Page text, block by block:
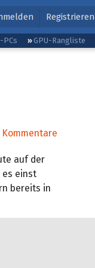
Registrieren
PCs GPU-Rangliste
Kommentare
auf der
es einst
bereits in